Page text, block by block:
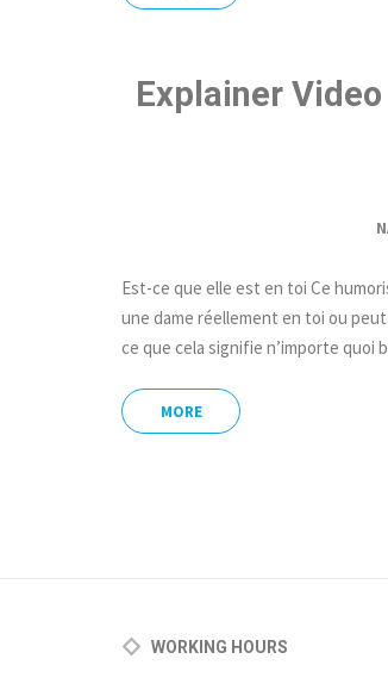
Explainer
Est-ce que elle est en toi Ce
une dame réellement en toi ou
ce que cela signifie n’importe quoi
MORE
WORKING HOURS